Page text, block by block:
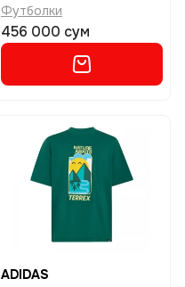
Футболки
456 000 сум
ADIDAS